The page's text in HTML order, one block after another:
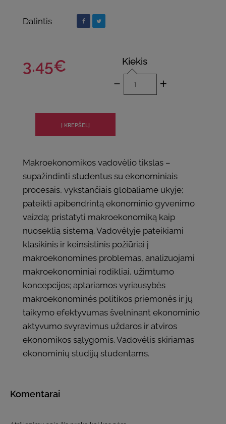
Dalintis
3.45€ Kiekis
- +
Makroekonomikos vadovėlio tikslas –
supažindinti studentus su ekonominiais
procesais, vykstančiais globaliame ūkyje;
pateikti apibendrintą ekonominio gyvenimo
vaizdą; pristatyti makroekonomiką kaip
nuoseklią sistemą. Vadovėlyje pateikiami
klasikinis ir keinsistinis požiūriai į
makroekonomines problemas, analizuojami
makroekonominiai rodikliai, užimtumo
koncepcijos; aptariamos vyriausybės
makroekonominės politikos priemonės ir jų
taikymo efektyvumas švelninant ekonominio
aktyvumo svyravimus uždaros ir atviros
ekonomikos sąlygomis. Vadovėlis skiriamas
ekonominių studijų studentams.
Komentarai